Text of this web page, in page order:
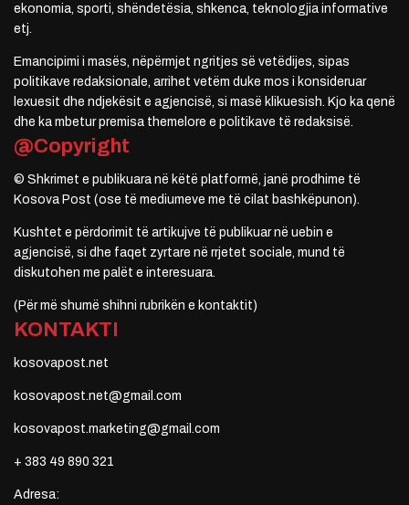
ekonomia, sporti, shëndetësia, shkenca, teknologjia informative
etj.
Emancipimi i masës, nëpërmjet ngritjes së vetëdijes, sipas
politikave redaksionale, arrihet vetëm duke mos i konsideruar
lexuesit dhe ndjekësit e agjencisë, si masë klikuesish. Kjo ka qenë
dhe ka mbetur premisa themelore e politikave të redaksisë.
@Copyright
© Shkrimet e publikuara në këtë platformë, janë prodhime të
Kosova Post (ose të mediumeve me të cilat bashkëpunon).
Kushtet e përdorimit të artikujve të publikuar në uebin e
agjencisë, si dhe faqet zyrtare në rrjetet sociale, mund të
diskutohen me palët e interesuara.
(Për më shumë shihni rubrikën e kontaktit)
KONTAKTI
kosovapost.net
kosovapost.net@gmail.com
kosovapost.marketing@gmail.com
+ 383 49 890 321
Adresa: